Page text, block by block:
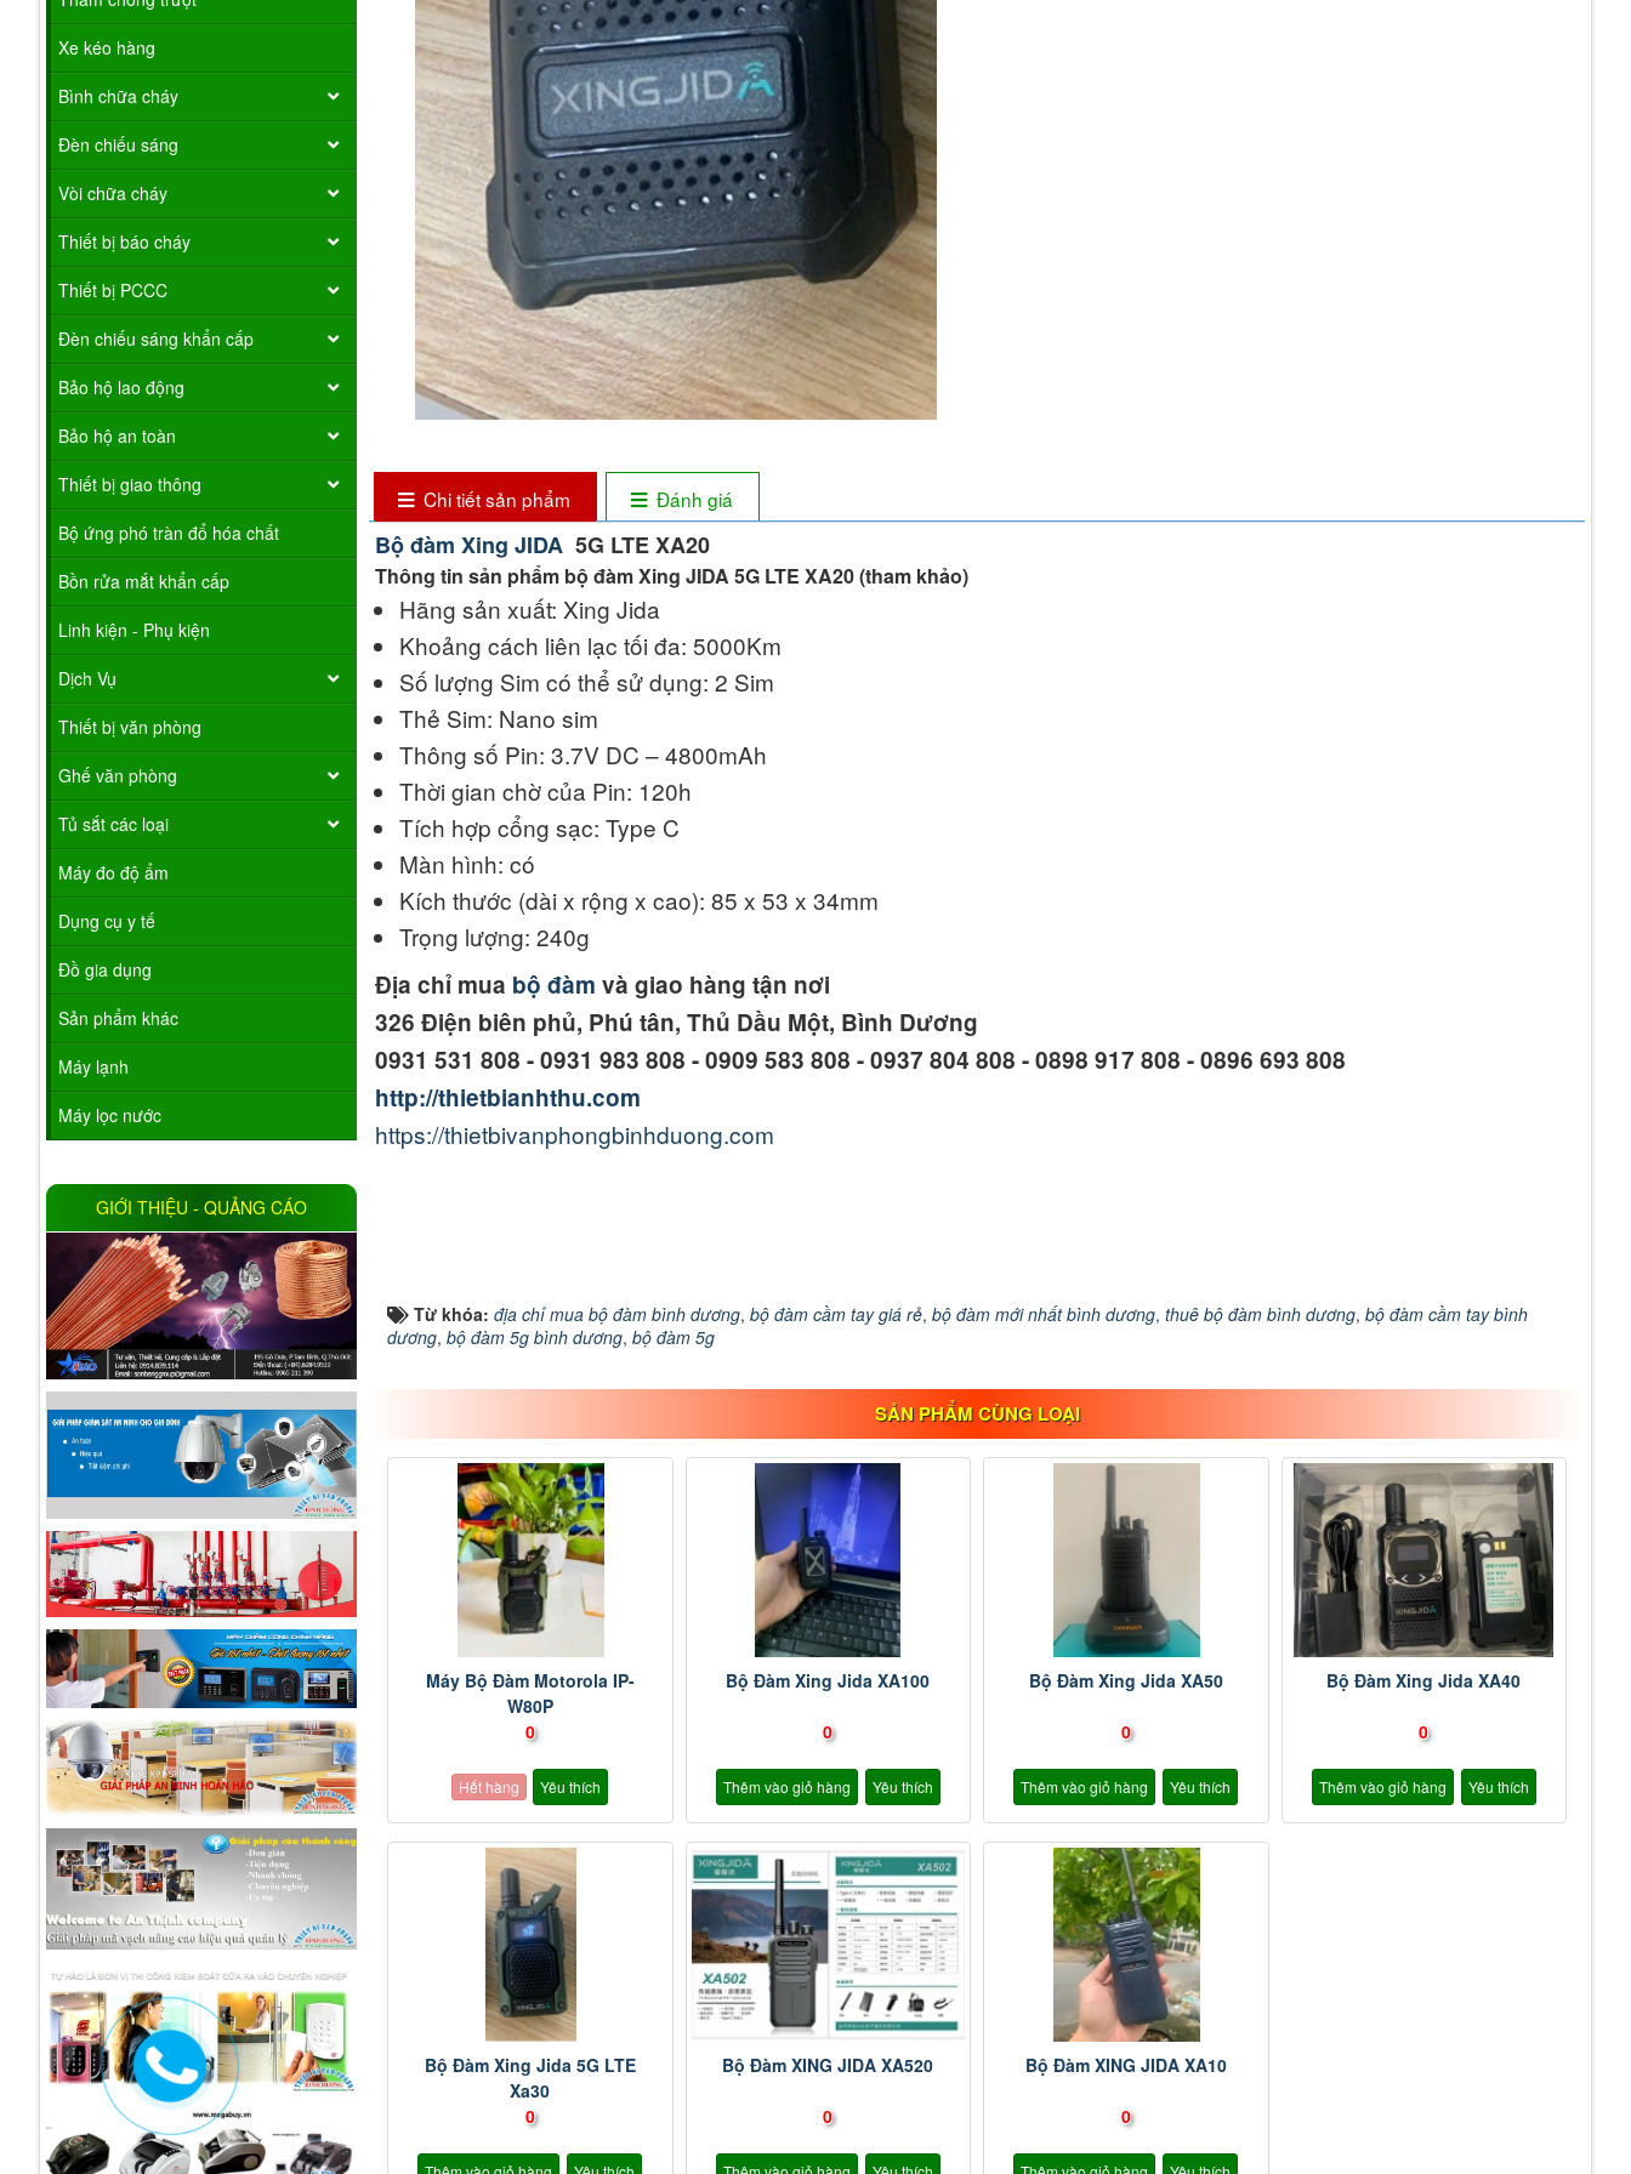
Chi tiết sản phẩm Đánh giá
Bộ đàm Xing JIDA 5G LTE XA20
Thông tin sản phẩm bộ đàm Xing JIDA 5G LTE XA20 (tham khảo)
Hãng sản xuất: Xing Jida
Khoảng cách liên lạc tối đa: 5000Km
Số lượng Sim có thể sử dụng: 2 Sim
Thẻ Sim: Nano sim
Thông số Pin: 3.7V DC – 4800mAh
Thời gian chờ của Pin: 120h
Tích hợp cổng sạc: Type C
Màn hình: có
Kích thước (dài x rộng x cao): 85 x 53 x 34mm
Trọng lượng: 240g
Địa chỉ mua bộ đàm và giao hàng tận nơi
326 Điện biên phủ, Phú tân, Thủ Dầu Một, Bình Dương
0931 531 808 - 0931 983 808 - 0909 583 808 - 0937 804 808 - 0898 917 808 - 0896 693 808
http://thietbianhthu.com
https://thietbivanphongbinhduong.com
Từ khóa:địa chỉ mua bộ đàm bình dương,bộ đàm cầm tay giá rẻ,bộ đàm mới nhất bình dương,thuê bộ đàm bình dương,bộ đàm cầm tay bình
dương,bộ đàm 5g bình dương,bộ đàm 5g
SẢN PHẨM CÙNG LOẠI
Máy Bộ Đàm Motorola IP-
W80P
0
Hết hàng Yêu thích
Bộ Đàm Xing Jida XA100
0
Thêm vào giỏ hàng Yêu thích
Bộ Đàm Xing Jida XA50
0
Thêm vào giỏ hàng Yêu thích
Bộ Đàm Xing Jida XA40
0
Thêm vào giỏ hàng Yêu thích
Bộ Đàm Xing Jida 5G LTE
Xa30
0
Bộ Đàm XING JIDA XA520
0
Bộ Đàm XING JIDA XA10
0
Xe kéo hàng
Bình chữa cháy
Đèn chiếu sáng
Vòi chữa cháy
Thiết bị báo cháy
Thiết bị PCCC
Đèn chiếu sáng khẩn cấp
Bảo hộ lao động
Bảo hộ an toàn
Thiết bị giao thông
Bộ ứng phó tràn đổ hóa chất
Bồn rửa mắt khẩn cấp
Linh kiện - Phụ kiện
Dịch Vụ
Thiết bị văn phòng
Ghế văn phòng
Tủ sắt các loại
Máy đo độ ẩm
Dụng cụ y tế
Đồ gia dụng
Sản phẩm khác
Máy lạnh
Máy lọc nước
GIỚI THIỆU - QUẢNG CÁO